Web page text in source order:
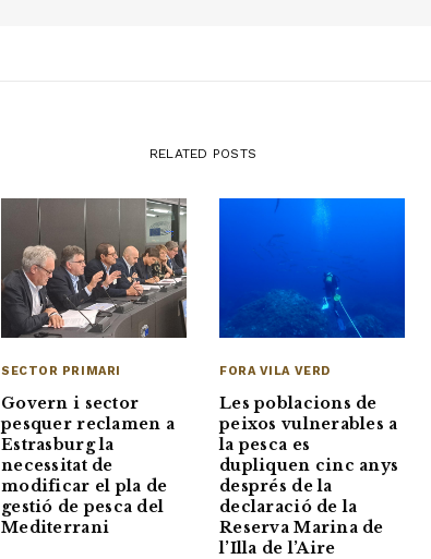
RELATED POSTS
SECTOR PRIMARI
Govern i sector
pesquer reclamen a
Estrasburg la
necessitat de
modificar el pla de
gestió de pesca del
Mediterrani
FORA VILA VERD
Les poblacions de
peixos vulnerables a
la pesca es
dupliquen cinc anys
després de la
declaració de la
Reserva Marina de
l’Illa de l’Aire